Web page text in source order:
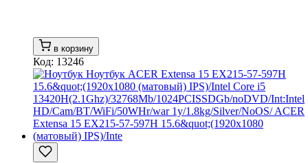
в корзину
Код: 13246